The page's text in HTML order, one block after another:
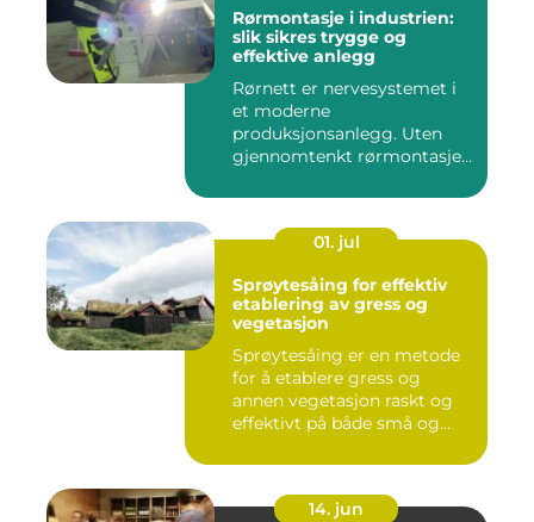
Rørmontasje i industrien:
slik sikres trygge og
effektive anlegg
Rørnett er nervesystemet i
et moderne
produksjonsanlegg. Uten
gjennomtenkt rørmontasje
01. jul
Sprøytesåing for effektiv
etablering av gress og
vegetasjon
Sprøytesåing er en metode
for å etablere gress og
annen vegetasjon raskt og
effektivt på både små og...
14. jun